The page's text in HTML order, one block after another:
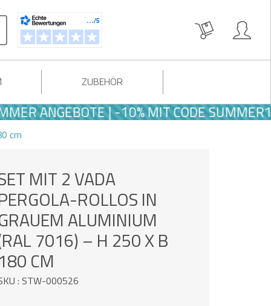
ZUBEHÖR
| -10% MIT CODE SUMMER10
cm
MIT 2 VADA
ROLLOS IN
ALUMINIUM
7016) – H 250 X B
180 CM
: STW-000526